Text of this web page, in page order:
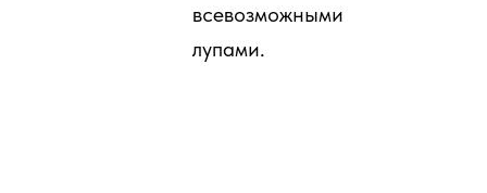
всевозможными
лупами.